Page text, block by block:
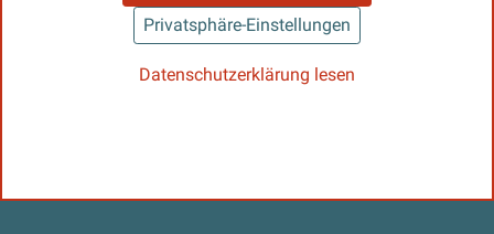
Privatsphäre-Einstellungen
Datenschutzerklärung lesen